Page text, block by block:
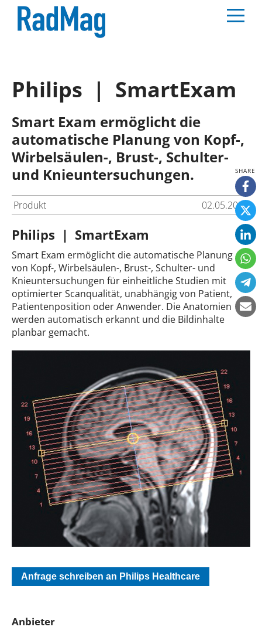
Philips | SmartExam
Smart Exam ermöglicht die
automatische Planung von Kopf-,
Wirbelsäulen-, Brust-, Schulter-
und Knieuntersuchungen.
Produkt 02.05.2025
Philips | SmartExam
Smart Exam ermöglicht die automatische Planung
von Kopf-, Wirbelsäulen-, Brust-, Schulter- und
Knieuntersuchungen für einheitliche Studien mit
optimierter Scanqualität, unabhängig von Patient,
Patientenposition oder Anwender. Die Anatomien
werden automatisch erkannt und die Bildinhalte
planbar gemacht.
Anfrage schreiben an Philips Healthcare
Anbieter